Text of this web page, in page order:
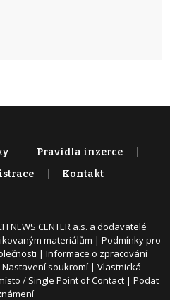
Pravidla inzerce
Kontakt
NEWS CENTER a.s. a dodavatelé
materiálům | Podmínky pro
| Informace o zpracování
Nastavení soukromí | Vlastnická
/ Single Point of Contact | Podat